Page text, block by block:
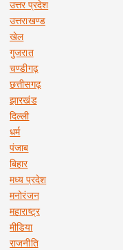
उत्तर प्रदेश
उत्तराखण्ड
खेल
गुजरात
चण्डीगढ़
छत्तीसगढ़
झारखंड
दिल्ली
धर्म
पंजाब
बिहार
मध्य प्रदेश
मनोरंजन
महाराष्ट्र
मीडिया
राजनीति